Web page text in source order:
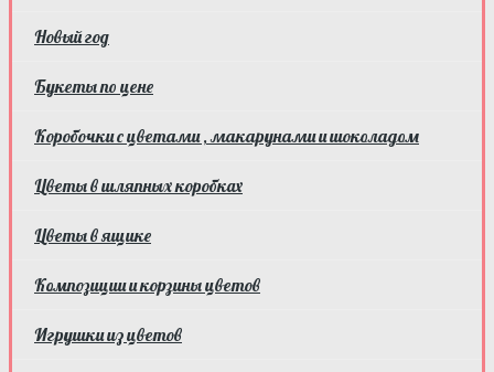
Новый год
Букеты по цене
Коробочки с цветами , макарунами и шоколадом
Цветы в шляпных коробках
Цветы в ящике
Композиции и корзины цветов
Игрушки из цветов